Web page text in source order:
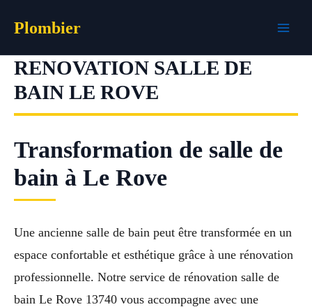
Plombier
RENOVATION SALLE DE
BAIN LE ROVE
Transformation de salle de
bain à Le Rove
Une ancienne salle de bain peut être transformée en un
espace confortable et esthétique grâce à une rénovation
professionnelle. Notre service de rénovation salle de
bain Le Rove 13740 vous accompagne avec une